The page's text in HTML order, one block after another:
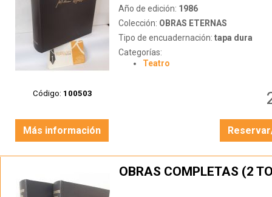
Código: 100503
Año de edición: 1986
Colección: OBRAS ETERNAS
Tipo de encuadernación: tapa dura
Categorías:
Teatro
Más información
OBRAS COMPLETAS (2